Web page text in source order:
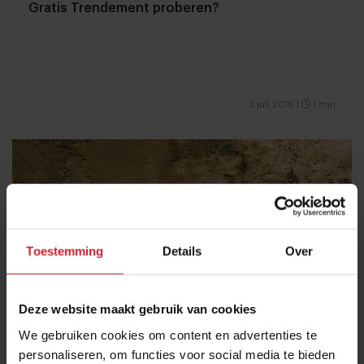
Toestemming Details Over
Deze website maakt gebruik van cookies
We gebruiken cookies om content en advertenties te
personaliseren, om functies voor social media te bieden
Gratis Trendement proberen?
3 juli 2016 1 min